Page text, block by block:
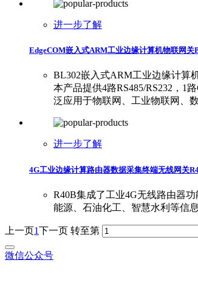
进一步了解
EdgeCOM嵌入式ARM工业边缘计算机物联网关
BL302嵌入式ARM工业边缘计算
本产品提供4路RS485/RS232，1
泛应用于物联网、工业物联网、
进一步了解
4G工业边缘计算路由器数据采集终端无线网关
R40B集成了工业4G无线路由器
能源、石油化工、智慧水利等信
上一页1下一页 转至第
微信公众号